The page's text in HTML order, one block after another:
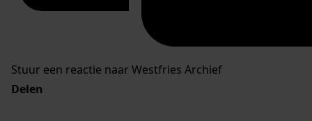
Stuur een reactie naar Westfries Archief
Delen